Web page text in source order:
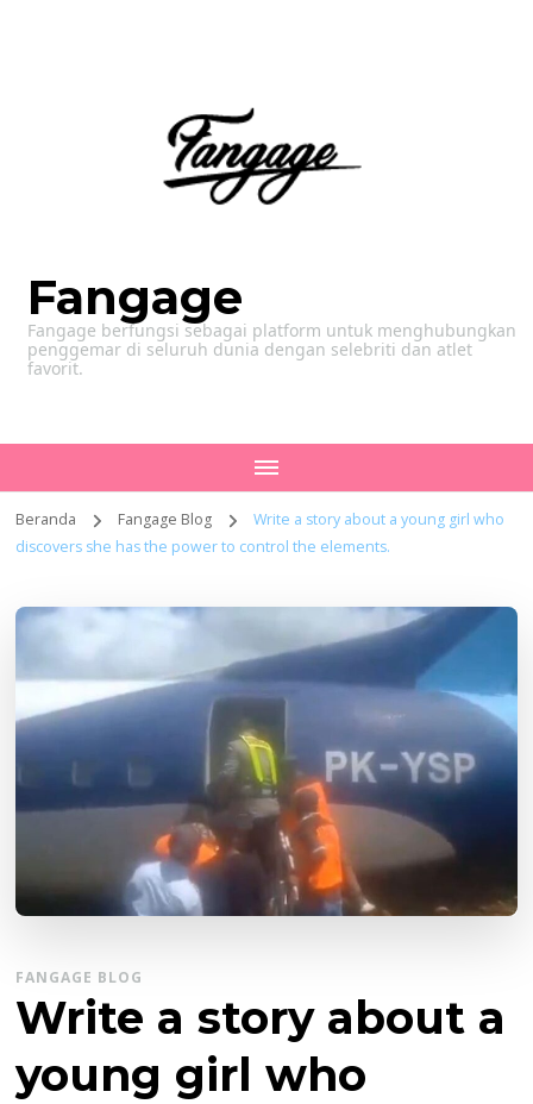
Fangage
Fangage berfungsi sebagai platform untuk menghubungkan
penggemar di seluruh dunia dengan selebriti dan atlet
favorit.
Beranda Fangage Blog
Write a story about a young girl who
discovers she has the power to control the elements.
FANGAGE BLOG
Write a story about a
young girl who